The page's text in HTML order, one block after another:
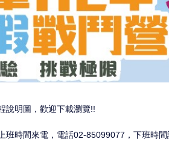
說明圖，歡迎下載瀏覽!!
班時間來電，電話02-85099077，下班時